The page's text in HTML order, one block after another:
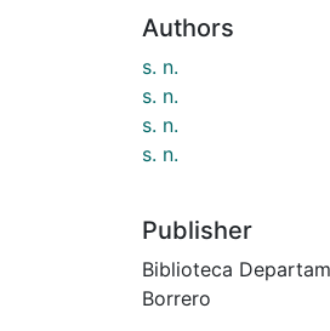
Authors
s. n.
s. n.
s. n.
s. n.
Publisher
Biblioteca
Borrero